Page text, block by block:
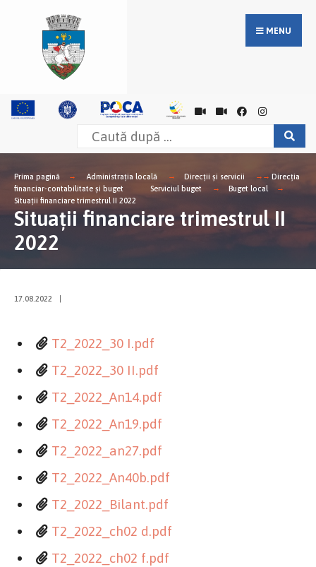
MENU
Prima pagină Administrația locală Direcții și servicii
Direcţia
financiar-contabilitate şi buget
Serviciul buget
Buget local
Situații financiare trimestrul II 2022
Situații financiare trimestrul II
2022
17.08.2022
T2_2022_30 I.pdf
T2_2022_30 II.pdf
T2_2022_An14.pdf
T2_2022_An19.pdf
T2_2022_an27.pdf
T2_2022_An40b.pdf
T2_2022_Bilant.pdf
T2_2022_ch02 d.pdf
T2_2022_ch02 f.pdf